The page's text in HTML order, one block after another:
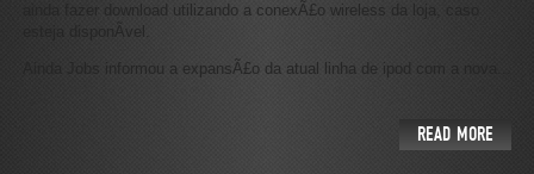
ainda fazer download utilizando a conexÃ£o wireless da loja, caso
esteja disponÃ­vel.
Ainda Jobs informou a expansÃ£o da atual linha de ipod com a nova...
READ MORE